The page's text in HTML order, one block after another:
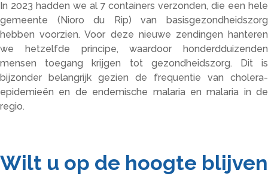
In 2023 hadden we al 7 containers verzonden, die een hele
gemeente (Nioro du Rip) van basisgezondheidszorg
hebben voorzien. Voor deze nieuwe zendingen hanteren
we hetzelfde principe, waardoor honderdduizenden
mensen toegang krijgen tot gezondheidszorg. Dit is
bijzonder belangrijk gezien de frequentie van cholera-
epidemieën en de endemische malaria en malaria in de
regio.
Wilt u op de hoogte blijven